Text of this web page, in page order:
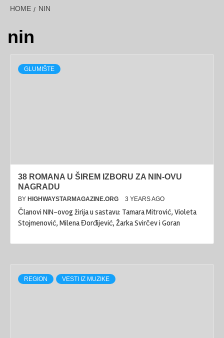
HOME NIN
nin
GLUMIŠTE
38 ROMANA U ŠIREM IZBORU ZA NIN-OVU
NAGRADU
BY HIGHWAYSTARMAGAZINE.ORG 3 YEARS AGO
Članovi NIN-ovog žirija u sastavu: Tamara Mitrović, Violeta
Stojmenović, Milena Đorđijević, Žarka Svirčev i Goran
REGION VESTI IZ MUZIKE